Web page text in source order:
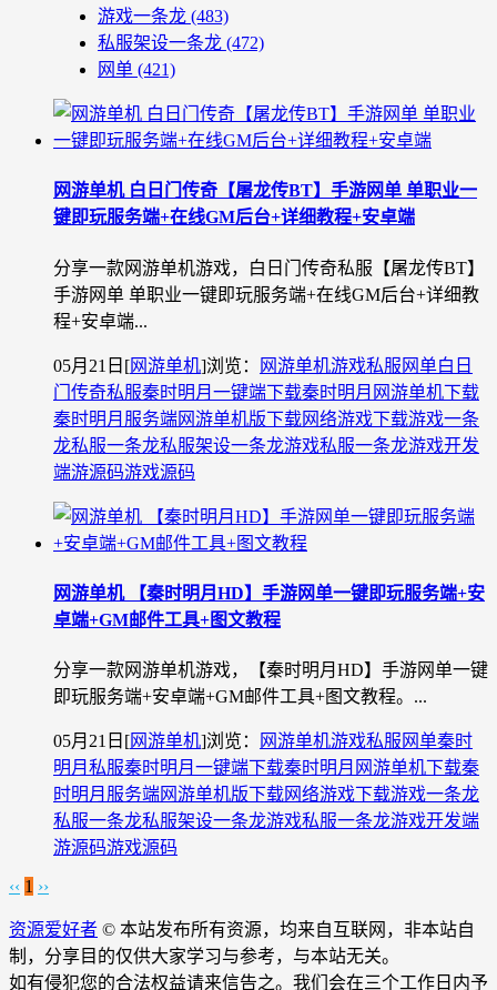
游戏一条龙 (483)
私服架设一条龙 (472)
网单 (421)
网游单机 白日门传奇【屠龙传BT】手游网单 单职业一
键即玩服务端+在线GM后台+详细教程+安卓端
分享一款网游单机游戏，白日门传奇私服【屠龙传BT】
手游网单 单职业一键即玩服务端+在线GM后台+详细教
程+安卓端...
05月21日 [网游单机]浏览： 网游单机游戏私服 网单白日
门传奇私服秦时明月一键端下载秦时明月网游单机下载
秦时明月服务端网游单机版下载网络游戏下载游戏一条
龙私服一条龙私服架设一条龙游戏私服一条龙游戏开发
端游源码游戏源码
网游单机 【秦时明月HD】手游网单一键即玩服务端+安
卓端+GM邮件工具+图文教程
分享一款网游单机游戏，【秦时明月HD】手游网单一键
即玩服务端+安卓端+GM邮件工具+图文教程。...
05月21日 [网游单机]浏览： 网游单机游戏私服 网单秦时
明月私服秦时明月一键端下载秦时明月网游单机下载秦
时明月服务端网游单机版下载网络游戏下载游戏一条龙
私服一条龙私服架设一条龙游戏私服一条龙游戏开发端
游源码游戏源码
‹‹ 1 ››
资源爱好者 © 本站发布所有资源，均来自互联网，非本站自
制，分享目的仅供大家学习与参考，与本站无关。
如有侵犯您的合法权益请来信告之。我们会在三个工作日内予